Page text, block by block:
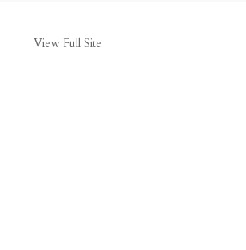
View Full Site